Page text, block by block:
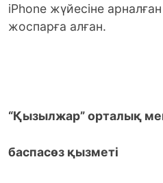
iPhone жүйесіне
жоспарға алған.
“Қызылжар” орталық
баспасөз қызметі